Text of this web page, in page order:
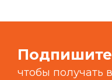
чтобы получать